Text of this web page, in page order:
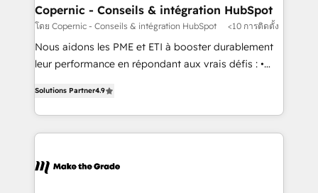
Different Because We're Built Different: - Secure:
Soc2 compliant 🛡️ - Onboarding: Implementations
starting from $1,5k - Clay: Elite Studio Solutions
Partner 🤝 - Global: 75+ RPers across five continents
Elite HubSpot Partner 🪴 - CRM: More Sales Hub
implementations than any other Partner 💻 -
agency for a GTM engineer’s job. The choice is
Copernic - Conseils & intégration HubSpot
โดย Copernic - Conseils & intégration HubSpot <10 การติดตั้ง
Nous aidons les PME et ETI à booster durablement
leur performance en répondant aux vrais défis : •
téléphonie, etc.) • Alignement des équipes grâce à un
outil et des données partagées • Amélioration de la
collecte et de l’analyse des données pour des
de la productivité des équipes Notre équipe de 30
Solutions Partner4.9